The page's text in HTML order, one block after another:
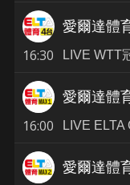
16:30
愛爾達體
16:00
愛爾達體
愛爾達體